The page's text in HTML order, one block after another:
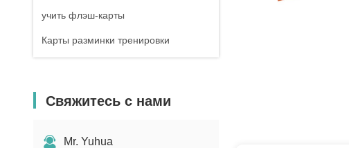
учить флэш-карты
Карты разминки тренировки
Свяжитесь с нами
Mr. Yuhua